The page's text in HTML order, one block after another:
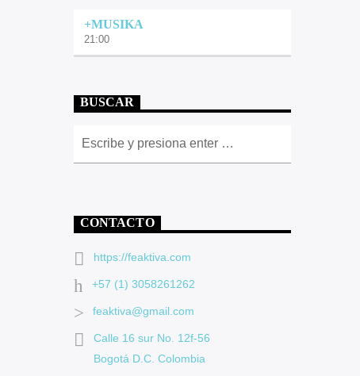
+MUSIKA
21:00
BUSCAR
CONTACTO
https://feaktiva.com
+57 (1) 3058261262
feaktiva@gmail.com
Calle 16 sur No. 12f-56
Bogotá D.C. Colombia